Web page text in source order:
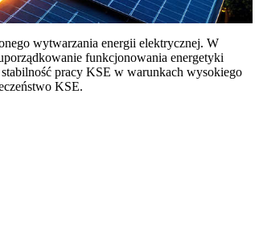
wytwarzania energii elektrycznej. W
funkcjonowania energetyki
pracy KSE w warunkach wysokiego
KSE.